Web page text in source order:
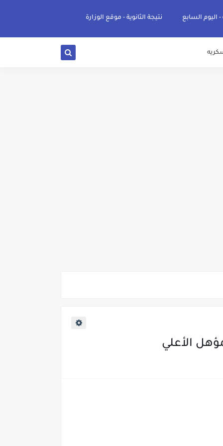
- اليوم السابع نتيجة الثانوية - موقع الوزارة
والوجه البحري والقبلي للعام 2026-2027
الأعلي